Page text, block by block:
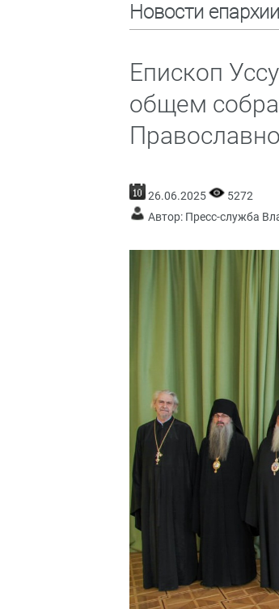
Новости
Епископ
общем
26.06.2025
5272
Автор: Пресс-служба